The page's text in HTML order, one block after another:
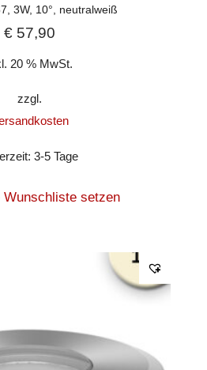
3W, 10°, neutralweiß
€ 57,90
20 % MwSt.
zzgl.
3-5 Tage
Wunschliste setzen